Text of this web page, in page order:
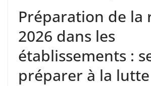
Préparation de la
2026 dans les
établissements :
préparer à la